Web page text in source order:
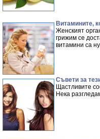
Витамините,
Женският
грижим се
витамини са
Съвети за
Щастливите
Нека